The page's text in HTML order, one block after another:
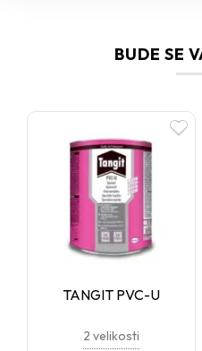
BUDE SE
TANGIT PVC-U
2 velikosti